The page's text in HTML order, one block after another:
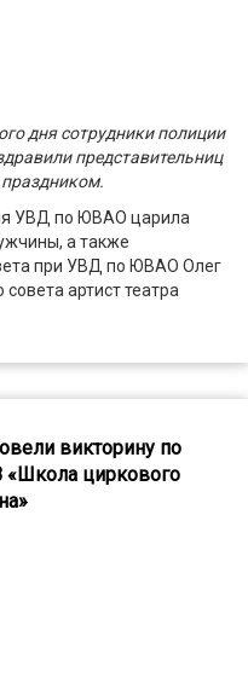
дня сотрудники полиции
представительниц
УВД по ЮВАО царила
а также
при УВД по ЮВАО Олег
артист театра
викторину по
циркового